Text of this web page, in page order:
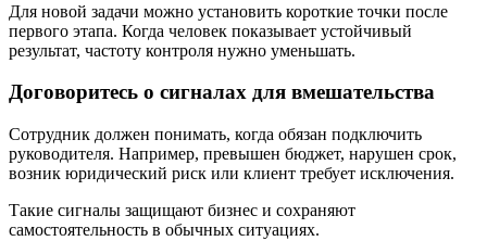
Для новой задачи можно установить короткие точки после
первого этапа. Когда человек показывает устойчивый
результат, частоту контроля нужно уменьшать.
Договоритесь о сигналах для вмешательства
Сотрудник должен понимать, когда обязан подключить
руководителя. Например, превышен бюджет, нарушен срок,
возник юридический риск или клиент требует исключения.
Такие сигналы защищают бизнес и сохраняют
самостоятельность в обычных ситуациях.